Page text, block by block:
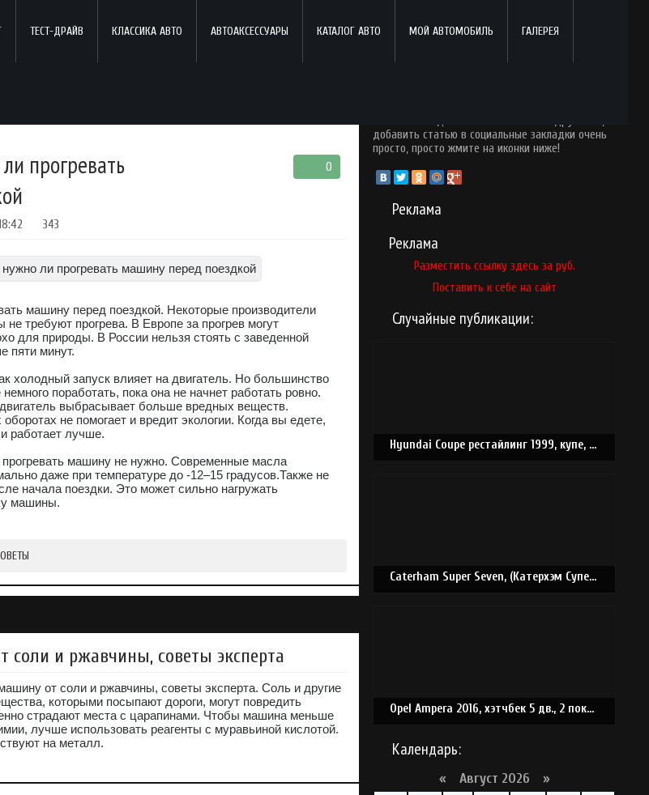
добавить статью в социальные закладки очень
просто, просто жмите на иконки ниже!
Реклама
Реклама
Разместить ссылку здесь за руб.
Поставить к себе на сайт
Случайные публикации:
Hyundai Coupe рестайлинг 1999, купе, 1 поколение, RD (09.1999 - 09.2001).
Caterham Super Seven, (Катерхэм Супер Севн) с 1974 г
Opel Ampera 2016, хэтчбек 5 дв., 2 поколение (01.2016 - 12.2020)
Календарь:
« Август 2026 »
ТЕСТ-ДРАЙВ КЛАССИКА АВТО АВТОАКСЕССУАРЫ КАТАЛОГ АВТО МОЙ АВТОМОБИЛЬ ГАЛЕРЕЯ
0
прогревать
343
машину перед поездкой. Некоторые производители
требуют прогрева. В Европе за прогрев могут
для природы. В России нельзя стоять с заведенной
пяти минут.
холодный запуск влияет на двигатель. Но большинство
поработать, пока она не начнет работать ровно.
выбрасывает больше вредных веществ.
не помогает и вредит экологии. Когда вы едете,
работает лучше.
машину не нужно. Современные масла
даже при температуре до -12–15 градусов.Также не
начала поездки. Это может сильно нагружать
машины.
соли и ржавчины, советы эксперта
от соли и ржавчины, советы эксперта. Соль и другие
которыми посыпают дороги, могут повредить
страдают места с царапинами. Чтобы машина меньше
лучше использовать реагенты с муравьиной кислотой.
на металл.